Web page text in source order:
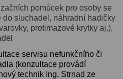
pomůcek pro osoby se
sluchadel, náhradní hadičky
protimazové krytky aj.),
servisu nefunkčního či
(konzultace provádí
technik Ing. Strnad ze